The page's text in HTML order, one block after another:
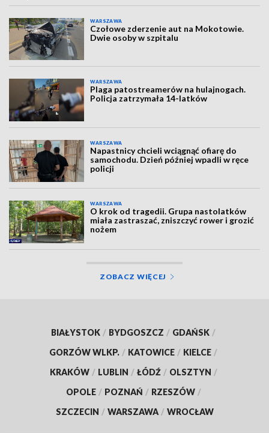
WARSZAWA
Czołowe zderzenie aut na Mokotowie.
Dwie osoby w szpitalu
WARSZAWA
Plaga patostreamerów na hulajnogach.
Policja zatrzymała 14-latków
WARSZAWA
Napastnicy chcieli wciągnąć ofiarę do
samochodu. Dzień później wpadli w ręce
policji
WARSZAWA
O krok od tragedii. Grupa nastolatków
miała zastraszać, zniszczyć rower i grozić
nożem
ZOBACZ WIĘCEJ
BIAŁYSTOK / BYDGOSZCZ / GDAŃSK /
GORZÓW WLKP. / KATOWICE / KIELCE /
KRAKÓW / LUBLIN / ŁÓDŹ / OLSZTYN /
OPOLE / POZNAŃ / RZESZÓW /
SZCZECIN / WARSZAWA / WROCŁAW